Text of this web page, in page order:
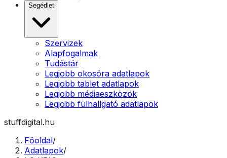
Segédlet
Szervizek
Alapfogalmak
Tudástár
Legjobb okosóra adatlapok
Legjobb tablet adatlapok
Legjobb médiaeszközök
Legjobb fülhallgató adatlapok
stuffdigital.hu
Főoldal/
Adatlapok/